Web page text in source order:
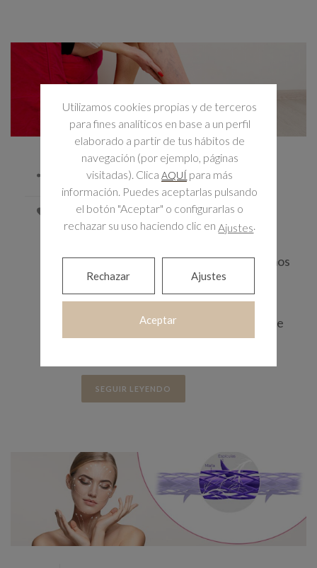
20 agosto, 2022
Tratamientos para
eliminar varices
nuestra piel provocando que sintamos
inseguridades al ver estas marcas,
dolor, pesadez y otros problemas
relacionados con ellas. No solamente
existen motivos [...]
SEGUIR LEYENDO
Utilizamos cookies propias y de terceros
para fines analíticos en base a un perfil
elaborado a partir de tus hábitos de
navegación (por ejemplo, páginas
visitadas). ClicaAQUÍ para más
información. Puedes aceptarlas pulsando
el botón "Aceptar" o configurarlas o
rechazar su uso haciendo clic en Ajustes.
Aceptar
Rechazar Ajustes